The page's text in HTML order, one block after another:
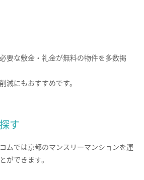
要な敷金・礼金が無料の物件を多数掲
減にもおすすめです。
す
ムでは京都のマンスリーマンションを運
ができます。